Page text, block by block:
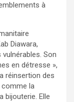
à
Diawara,
Son
en détresse »,
réinsertion des
la
bijouterie. Elle